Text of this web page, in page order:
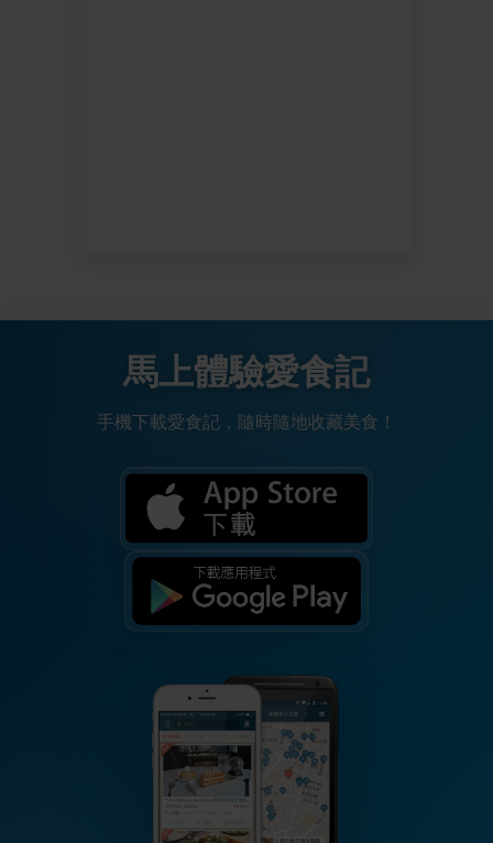
馬上體驗愛食記
手機下載愛食記，隨時隨地收藏美食！